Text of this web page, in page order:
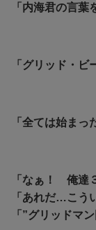
「内海君の言
「グリッド・
「全ては始ま
「なぁ！ 俺達
「あれだ…こう
「”グリッドマ